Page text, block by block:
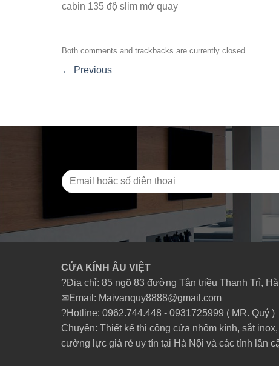
cabin 135 độ slim mở quay
Both comments and trackbacks are currently closed.
← Previous
CỬA KÍNH ÂU VIỆT
?Địa chỉ: 85 ngõ 83 đường Tân triều Thanh Trì,
✉Email: Maivanquy8888@gmail.com
?Hotline: 0962.744.448 - 0931725999 ( MR. Quý )
Chuyên: Thiết kế thi công cửa nhôm kính, sắt
cường lực giá rẻ uy tín tại Hà Nội và các tỉnh lân